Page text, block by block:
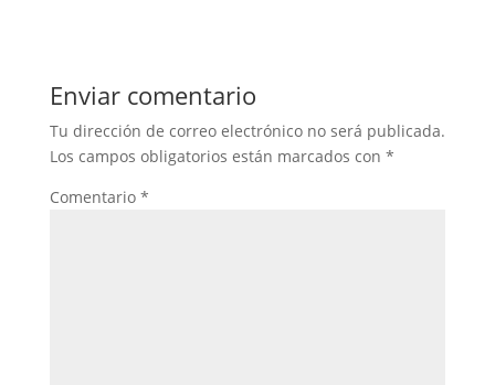
Enviar comentario
Tu dirección de correo electrónico no será publicada.
Los campos obligatorios están marcados con *
Comentario *